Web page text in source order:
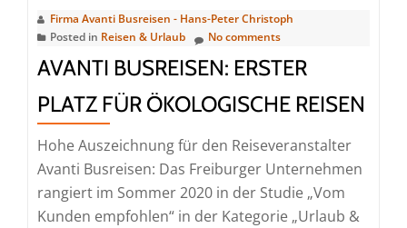
abbauen
Firma Avanti Busreisen - Hans-Peter Christoph
Posted in Reisen & Urlaub No comments
AVANTI BUSREISEN: ERSTER
PLATZ FÜR ÖKOLOGISCHE REISEN
Hohe Auszeichnung für den Reiseveranstalter
Avanti Busreisen: Das Freiburger Unternehmen
rangiert im Sommer 2020 in der Studie „Vom
Kunden empfohlen“ in der Kategorie „Urlaub &